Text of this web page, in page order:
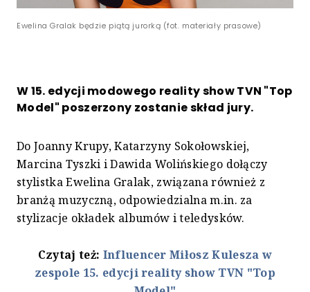
Ewelina Gralak będzie piątą jurorką (fot. materiały prasowe)
W 15. edycji modowego reality show TVN "Top
Model" poszerzony zostanie skład jury.
Do Joanny Krupy, Katarzyny Sokołowskiej,
Marcina Tyszki i Dawida Wolińskiego dołączy
stylistka Ewelina Gralak, związana również z
branżą muzyczną, odpowiedzialna m.in. za
stylizacje okładek albumów i teledysków.
Czytaj też: Influencer Miłosz Kulesza w
zespole 15. edycji reality show TVN "Top